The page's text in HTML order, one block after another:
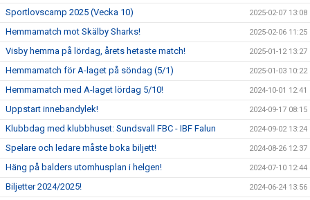
Sportlovscamp 2025 (Vecka 10) 2025-02-07 13:08
Hemmamatch mot Skälby Sharks! 2025-02-06 11:25
Visby hemma på lördag, årets hetaste match! 2025-01-12 13:27
Hemmamatch för A-laget på söndag (5/1) 2025-01-03 10:22
Hemmamatch med A-laget lördag 5/10! 2024-10-01 12:41
Uppstart innebandylek! 2024-09-17 08:15
Klubbdag med klubbhuset: Sundsvall FBC - IBF Falun 2024-09-02 13:24
Spelare och ledare måste boka biljett! 2024-08-26 12:37
Häng på balders utomhusplan i helgen! 2024-07-10 12:44
Biljetter 2024/2025! 2024-06-24 13:56